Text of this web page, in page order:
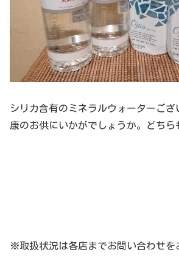
シリカ含有のミネラルウォーターご
康のお供にいかがでしょうか。どちら
※取扱状況は各店までお問い合わせを